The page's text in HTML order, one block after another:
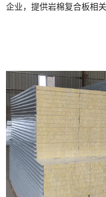
企业，提供岩棉复合板相